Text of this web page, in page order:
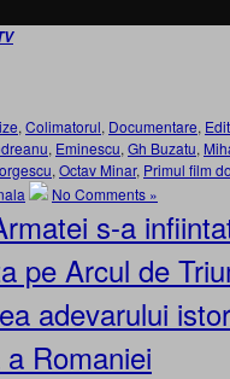
, Colimatorul, Documentare,
, Eminescu, Gh Buzatu,
, Octav Minar, Primul film
No Comments »
s-a
pe Arcul de
adevarului
Romaniei